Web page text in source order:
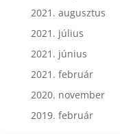
2021. augusztus
2021. július
2021. június
2021. február
2020. november
2019. február